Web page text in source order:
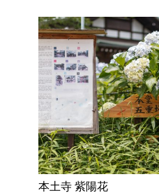
本土寺 紫陽花